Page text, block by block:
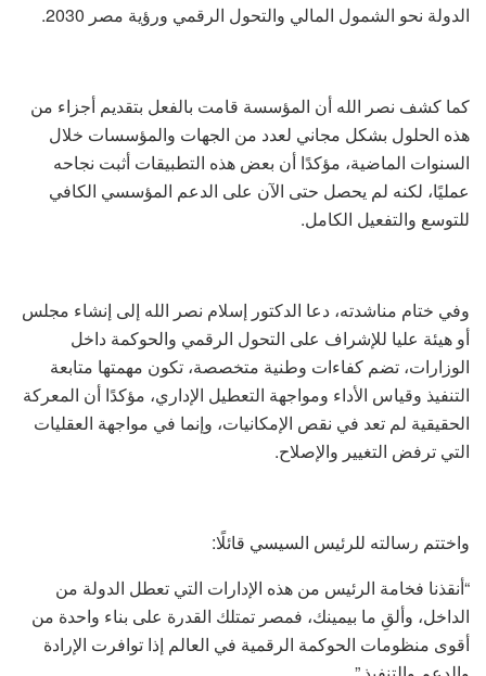
الدولة نحو الشمول المالي والتحول الرقمي ورؤية مصر 2030.
كما كشف نصر الله أن المؤسسة قامت بالفعل بتقديم أجزاء من
هذه الحلول بشكل مجاني لعدد من الجهات والمؤسسات خلال
السنوات الماضية، مؤكدًا أن بعض هذه التطبيقات أثبت نجاحه
عمليًا، لكنه لم يحصل حتى الآن على الدعم المؤسسي الكافي
للتوسع والتفعيل الكامل.
وفي ختام مناشدته، دعا الدكتور إسلام نصر الله إلى إنشاء مجلس
أو هيئة عليا للإشراف على التحول الرقمي والحوكمة داخل
الوزارات، تضم كفاءات وطنية متخصصة، تكون مهمتها متابعة
التنفيذ وقياس الأداء ومواجهة التعطيل الإداري، مؤكدًا أن المعركة
الحقيقية لم تعد في نقص الإمكانيات، وإنما في مواجهة العقليات
التي ترفض التغيير والإصلاح.
واختتم رسالته للرئيس السيسي قائلًا:
“أنقذنا فخامة الرئيس من هذه الإدارات التي تعطل الدولة من
الداخل، وألقِ ما بيمينك، فمصر تمتلك القدرة على بناء واحدة من
أقوى منظومات الحوكمة الرقمية في العالم إذا توافرت الإرادة